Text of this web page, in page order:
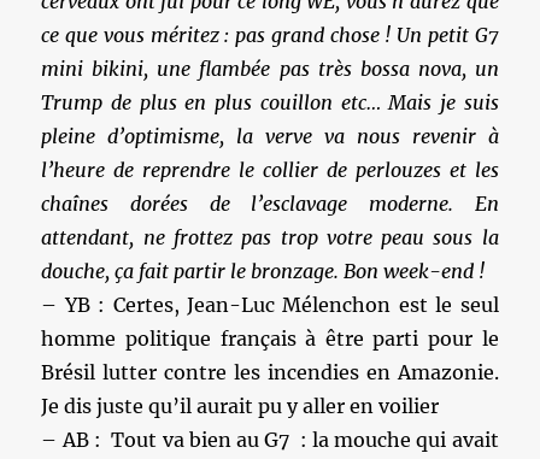
ce que vous méritez : pas grand chose ! Un petit G7
mini bikini, une flambée pas très bossa nova, un
Trump de plus en plus couillon etc… Mais je suis
pleine d’optimisme, la verve va nous revenir à
l’heure de reprendre le collier de perlouzes et les
chaînes dorées de l’esclavage moderne. En
attendant, ne frottez pas trop votre peau sous la
douche, ça fait partir le bronzage. Bon week-end !
– YB : Certes, Jean-Luc Mélenchon est le seul
homme politique français à être parti pour le
Brésil lutter contre les incendies en Amazonie.
Je dis juste qu’il aurait pu y aller en voilier
– AB : Tout va bien au G7 : la mouche qui avait